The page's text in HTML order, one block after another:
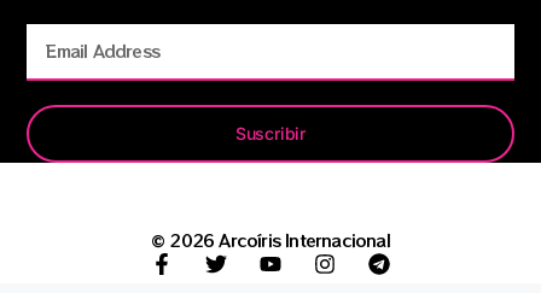
Suscribir
© 2026 Arcoíris Internacional